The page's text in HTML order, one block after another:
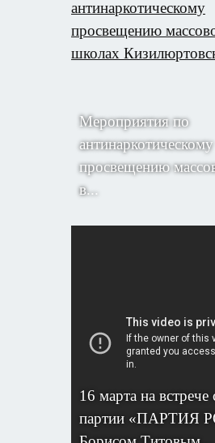
антинаркотическому
просвещению
школах
Мероприятия по
антинаркотическому
просвещению
в...
16 марта​ на
партии «ПАРТИЯ